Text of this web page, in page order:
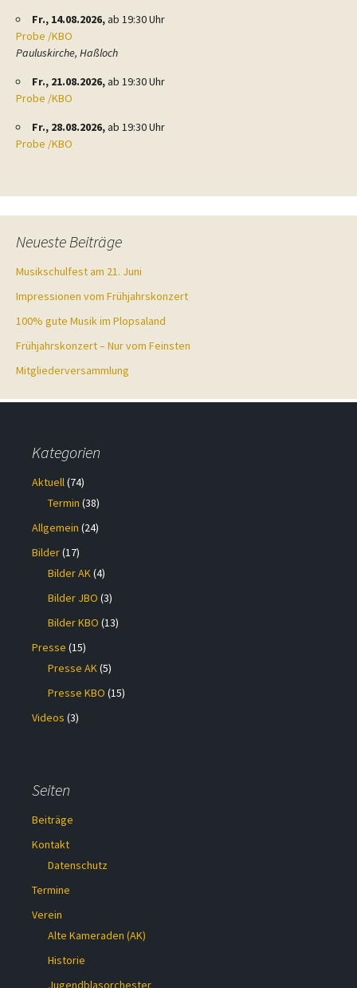
Fr., 14.08.2026,ab 19:30 Uhr
Probe /KBO
Pauluskirche, Haßloch
Fr., 21.08.2026,ab 19:30 Uhr
Probe /KBO
Fr., 28.08.2026,ab 19:30 Uhr
Probe /KBO
Neueste Beiträge
Musikschulfest am 21. Juni
Impressionen vom Frühjahrskonzert
100% gute Musik im Plopsaland
Frühjahrskonzert – Nur vom Feinsten
Mitgliederversammlung
Kategorien
Aktuell(74)
Termin (38)
Allgemein (24)
Bilder(17)
Bilder AK(4)
Bilder JBO (3)
Bilder KBO (13)
Presse (15)
Presse AK(5)
Presse KBO (15)
Videos (3)
Seiten
Beiträge
Kontakt
Datenschutz
Termine
Verein
Alte Kameraden (AK)
Historie
Jugendblasorchester